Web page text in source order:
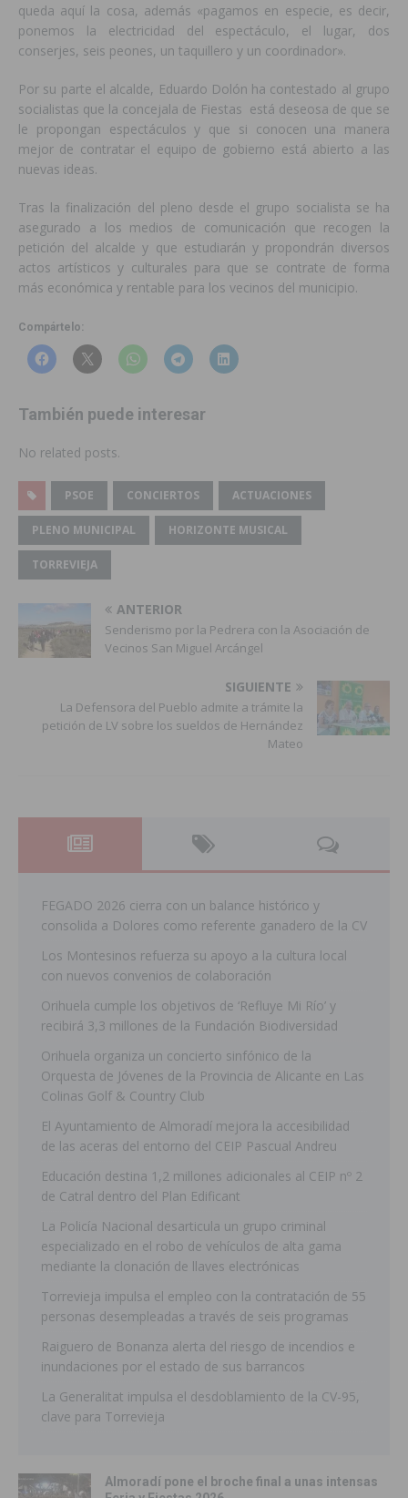
queda aquí la cosa, además «pagamos en especie, es decir,
ponemos la electricidad del espectáculo, el lugar, dos
conserjes, seis peones, un taquillero y un coordinador».
Por su parte el alcalde, Eduardo Dolón ha contestado al grupo
socialistas que la concejala de Fiestas está deseosa de que se
le propongan espectáculos y que si conocen una manera
mejor de contratar el equipo de gobierno está abierto a las
nuevas ideas.
Tras la finalización del pleno desde el grupo socialista se ha
asegurado a los medios de comunicación que recogen la
petición del alcalde y que estudiarán y propondrán diversos
actos artísticos y culturales para que se contrate de forma
más económica y rentable para los vecinos del municipio.
Compártelo:
También puede interesar
No related posts.
PSOE CONCIERTOS ACTUACIONES
PLENO MUNICIPAL HORIZONTE MUSICAL
TORREVIEJA
ANTERIOR
Senderismo por la Pedrera con la Asociación de
Vecinos San Miguel Arcángel
SIGUIENTE
La Defensora del Pueblo admite a trámite la
petición de LV sobre los sueldos de Hernández
Mateo
FEGADO 2026 cierra con un balance histórico y
consolida a Dolores como referente ganadero de la CV
Los Montesinos refuerza su apoyo a la cultura local
con nuevos convenios de colaboración
Orihuela cumple los objetivos de ‘Refluye Mi Río’ y
recibirá 3,3 millones de la Fundación Biodiversidad
Orihuela organiza un concierto sinfónico de la
Orquesta de Jóvenes de la Provincia de Alicante en Las
Colinas Golf & Country Club
El Ayuntamiento de Almoradí mejora la accesibilidad
de las aceras del entorno del CEIP Pascual Andreu
Educación destina 1,2 millones adicionales al CEIP nº 2
de Catral dentro del Plan Edificant
La Policía Nacional desarticula un grupo criminal
especializado en el robo de vehículos de alta gama
mediante la clonación de llaves electrónicas
Torrevieja impulsa el empleo con la contratación de 55
personas desempleadas a través de seis programas
Raiguero de Bonanza alerta del riesgo de incendios e
inundaciones por el estado de sus barrancos
La Generalitat impulsa el desdoblamiento de la CV-95,
clave para Torrevieja
Almoradí pone el broche final a unas intensas